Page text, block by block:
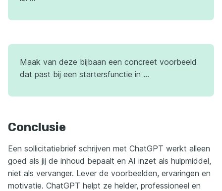
Maak van deze bijbaan een concreet voorbeeld
dat past bij een startersfunctie in …
Conclusie
Een sollicitatiebrief schrijven met ChatGPT werkt alleen
goed als jij de inhoud bepaalt en AI inzet als hulpmiddel,
niet als vervanger. Lever de voorbeelden, ervaringen en
motivatie. ChatGPT helpt ze helder, professioneel en